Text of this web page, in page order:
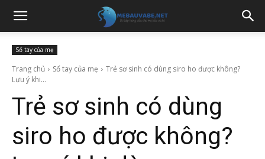
Sổ tay của mẹ
Trang chủ Sổ tay của mẹ
Trẻ sơ sinh có dùng siro ho được không?
Lưu ý khi...
Trẻ sơ sinh có dùng
siro ho được không?